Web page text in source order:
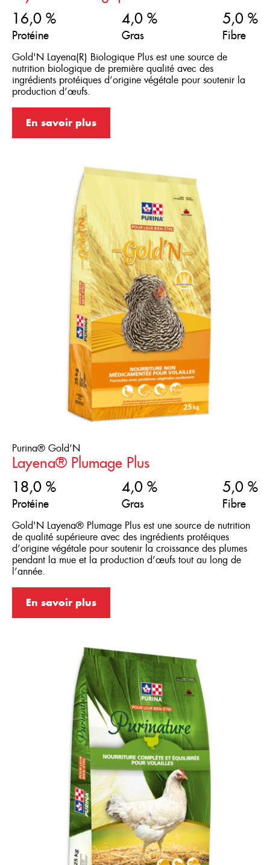
16,0 %
Protéine
4,0 %
Gras
5,0 %
Fibre
Gold'N Layena(R) Biologique Plus est une source de
nutrition biologique de première qualité avec des
ingrédients protéiques d’origine végétale pour soutenir la
production d’œufs.
En savoir plus
Purina® Gold’N
Layena® Plumage Plus
18,0 %
Protéine
4,0 %
Gras
5,0 %
Fibre
Gold'N Layena® Plumage Plus est une source de nutrition
de qualité supérieure avec des ingrédients protéiques
d’origine végétale pour soutenir la croissance des plumes
pendant la mue et la production d’œufs tout au long de
l’année.
En savoir plus